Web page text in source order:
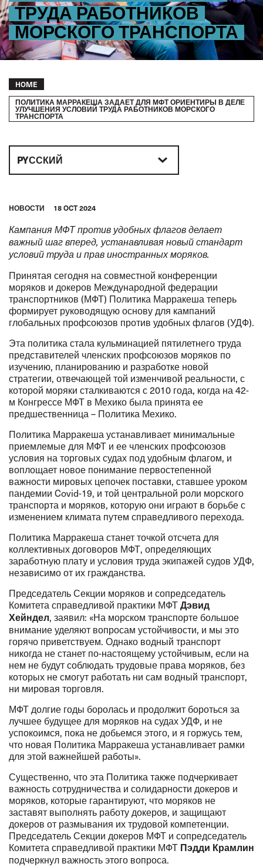
ТРУДА РАБОТНИКОВ
МОРСКОГО ТРАНСПОРТА
Breadcrumb
HOME
ПОЛИТИКА МАРРАКЕША ЗАДАЕТ ДЛЯ МФТ ОРИЕНТИРЫ В ДЕЛЕ
УЛУЧШЕНИЯ УСЛОВИЙ ТРУДА РАБОТНИКОВ МОРСКОГО
ТРАНСПОРТА
PYССКИЙ
HОВОСТИ 18 OCT 2024
Кампания МФТ против удобных флагов делает
важный шаг вперед, устанавливая новый стандарт
условий труда и прав иностранных моряков.
Принятая сегодня на совместной конференции
моряков и докеров Международной федерации
транспортников (МФТ) Политика Марракеша теперь
формирует руководящую основу для кампаний
глобальных профсоюзов против удобных флагов (УДФ).
Эта политика стала кульминацией пятилетнего труда
представителей членских профсоюзов моряков по
изучению, планированию и разработке новой
стратегии, отвечающей той изменчивой реальности, с
которой моряки сталкиваются с 2010 года, когда на 42-
м Конгрессе МФТ в Мехико была принята ее
предшественница – Политика Мехико.
Политика Марракеша устанавливает минимальные
приемлемые для МФТ и ее членских профсоюзов
условия на торговых судах под удобным флагом, и
воплощает новое понимание первостепенной
важности мировых цепочек поставки, ставшее уроком
пандемии Covid-19, и той центральной роли морского
транспорта и моряков, которую они играют в борьбе с
изменением климата путем справедливого перехода.
Политика Марракеша станет точкой отсчета для
коллективных договоров МФТ, определяющих
заработную плату и условия труда экипажей судов УДФ,
независимо от их гражданства.
Председатель Секции моряков и сопредседатель
Комитета справедливой практики МФТДэвид
Хейндел, заявил: «На морском транспорте большое
внимание уделяют вопросам устойчивости, и мы это
горячо приветствуем. Однако водный транспорт
никогда не станет по-настоящему устойчивым, если на
нем не будут соблюдать трудовые права моряков, без
которых не смогут работать ни сам водный транспорт,
ни мировая торговля.
МФТ долгие годы боролась и продолжит бороться за
лучшее будущее для моряков на судах УДФ, и не
успокоимся, пока не добьемся этого, и я горжусь тем,
что новая Политика Марракеша устанавливает рамки
для этой важнейшей работы».
Существенно, что эта Политика также подчеркивает
важность сотрудничества и солидарности докеров и
моряков, которые гарантируют, что моряков не
заставят выполнять работу докеров, и защищают
докеров от размывания их трудовой компетенции.
Председатель Секции докеров МФТ и сопредседатель
Комитета справедливой практики МФТ Пэдди Крамлин
подчеркнул важность этого вопроса.